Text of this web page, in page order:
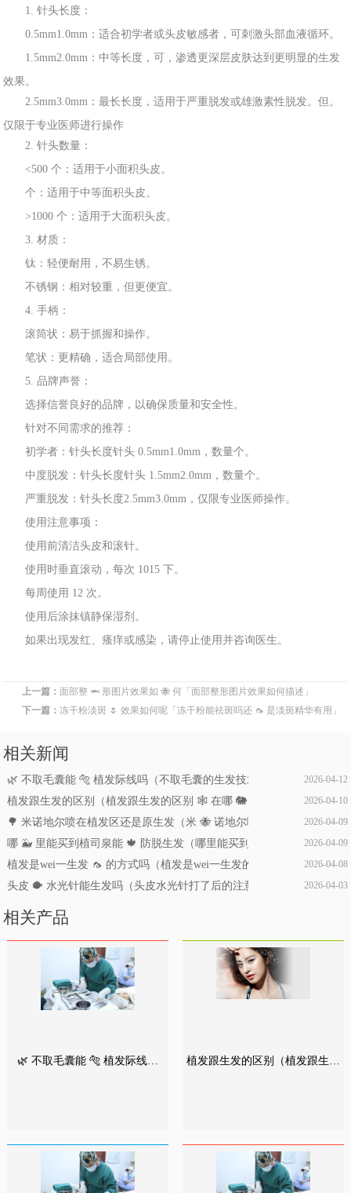
1. 针头长度：
0.5mm1.0mm：适合初学者或头皮敏感者，可刺激头部血液循环。
1.5mm2.0mm：中等长度 ，可，渗透更深层皮肤达到更明显的生发
效果。
2.5mm3.0mm：最长长度 ，适用于严重脱发或雄激素性脱发。但。
仅限于专业医师进行操作
2. 针头数量 ：
<500 个：适用于小面积头皮。
个 ：适用于中等面积头皮。
>1000 个：适用于大面积头皮。
3. 材质 ：
钛 ：轻便耐用，不易生锈。
不锈钢：相对较重，但 更便宜。
4. 手柄 ：
滚筒状：易于抓握和操作。
笔状：更精确，适合 局部使用。
5. 品牌声誉：
选择信誉良好的品牌，以确保质量和安全性。
针对不同需求的推荐：
初学者：针头长度针头 0.5mm1.0mm，数量个。
中 度脱发：针头长度针头 1.5mm2.0mm，数量个。
严重脱发：针头长度2.5mm3.0mm，仅限专业医师操作。
使用注意事项：
使用前清洁头皮和滚针。
使用时垂直滚动 ，每次 1015 下。
每周使用 12 次。
使用后涂抹镇静保湿剂。
如果出现发红、瘙痒或感染 ，请停止使用并咨询医生。
上一篇：面部整 🦈 形图片效果如 🐝 何「面部整形图片效果如何描述」
下一篇：冻干粉淡斑 🌷 效果如何呢「冻干粉能祛斑吗还 🦟 是淡斑精华有用」
相关新闻
🌿 不取毛囊能 🐅 植发际线吗（不取毛囊的生发技术是真的吗）2026-04-12
植发跟生发的区别（植发跟生发的区别 🕸 在哪 🐘 里） 2026-04-10
🌳 米诺地尔喷在植发区还是原生发（米 🐝 诺地尔喷在植发区还是原生
2026-04-09
哪 🐳 里能买到植司泉能 🍁 防脱生发（哪里能买到植司泉能防脱生发的
2026-04-09
植发是wei一生发 🦟 的方式吗（植发是wei一生发的方式吗知乎）2026-04-08
头皮 🐡 水光针能生发吗（头皮水光针打了后的注意事项） 2026-04-03
相关产品
🌿 不取毛囊能 🐅 植发际线吗
植发跟生发的区别（植发跟生发